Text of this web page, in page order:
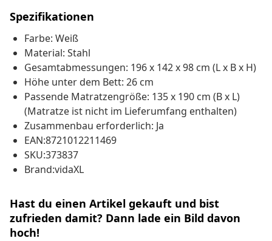
Spezifikationen
Farbe: Weiß
Material: Stahl
Gesamtabmessungen: 196 x 142 x 98 cm (L x B x H)
Höhe unter dem Bett: 26 cm
Passende Matratzengröße: 135 x 190 cm (B x L)
(Matratze ist nicht im Lieferumfang enthalten)
Zusammenbau erforderlich: Ja
EAN:8721012211469
SKU:373837
Brand:vidaXL
Hast du einen Artikel gekauft und bist
zufrieden damit? Dann lade ein Bild davon
hoch!